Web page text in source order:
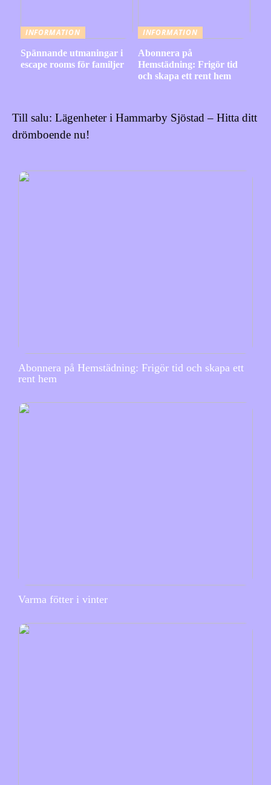
INFORMATION
Spännande utmaningar i
escape rooms för familjer
INFORMATION
Abonnera på
Hemstädning: Frigör tid
och skapa ett rent hem
Till salu: Lägenheter i Hammarby Sjöstad – Hitta ditt
drömboende nu!
Abonnera på Hemstädning: Frigör tid och skapa ett
rent hem
Varma fötter i vinter